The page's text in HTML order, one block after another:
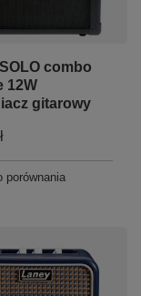
combo
12W
gitarowy
porównania